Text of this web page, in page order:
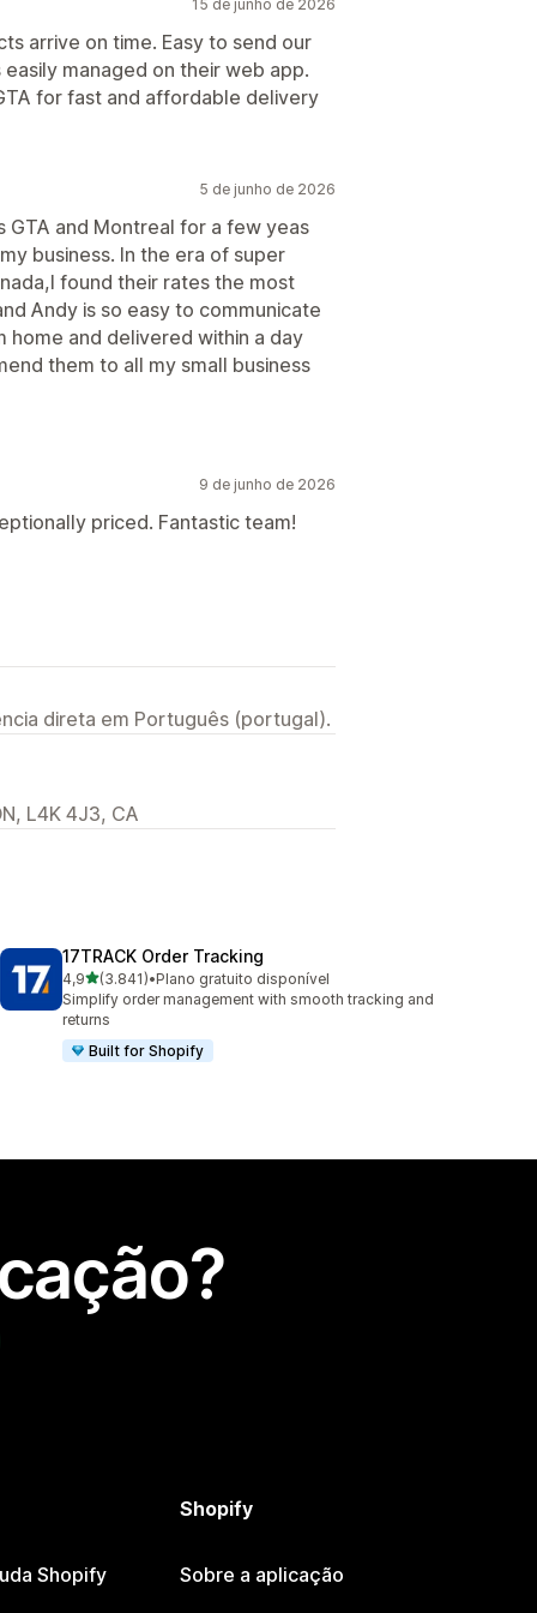
15 de junho de 2026
arrive on time. Easy to send our
managed on their web app.
for fast and affordable delivery
5 de junho de 2026
GTA and Montreal for a few yeas
business. In the era of super
found their rates the most
Andy is so easy to communicate
and delivered within a day
them to all my small business
9 de junho de 2026
priced. Fantastic team!
direta em Português (portugal).
L4K 4J3, CA
17TRACK Order Tracking
4,9de 5 estrelas
(3.841)
3841 total de avaliações
•Plano gratuito disponível
Simplify order management with smooth tracking and
returns
Built for Shopify
Shopify
Shopify
Sobre a aplicação